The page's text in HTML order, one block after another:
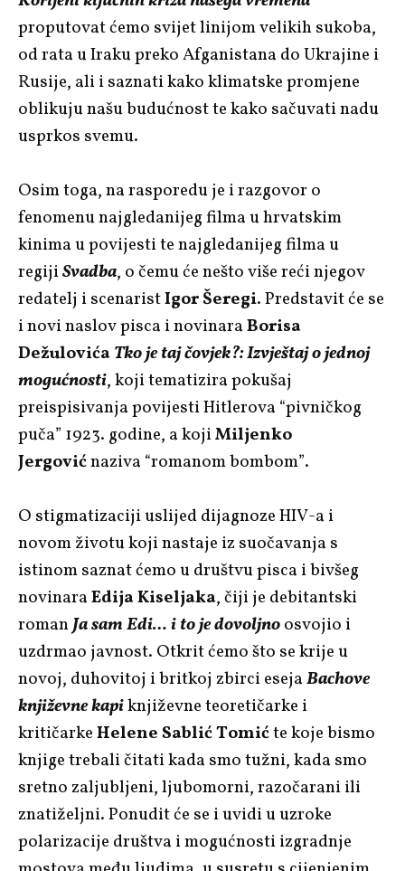
proputovat ćemo svijet linijom velikih sukoba,
od rata u Iraku preko Afganistana do Ukrajine i
Rusije, ali i saznati kako klimatske promjene
oblikuju našu budućnost te kako sačuvati nadu
usprkos svemu.
Osim toga, na rasporedu je i razgovor o
fenomenu najgledanijeg filma u hrvatskim
kinima u povijesti te najgledanijeg filma u
regijiSvadba, o čemu će nešto više reći njegov
redatelj i scenaristIgor Šeregi. Predstavit će se
i novi naslov pisca i novinaraBorisa
DežulovićaTko je taj čovjek?: Izvještaj o jednoj
mogućnosti, koji tematizira pokušaj
preispisivanja povijesti Hitlerova “pivničkog
puča” 1923. godine, a kojiMiljenko
Jergovićnaziva “romanom bombom”.
O stigmatizaciji uslijed dijagnoze HIV-a i
novom životu koji nastaje iz suočavanja s
istinom saznat ćemo u društvu pisca i bivšeg
novinaraEdija Kiseljaka, čiji je debitantski
romanJa sam Edi… i to je dovoljnoosvojio i
uzdrmao javnost. Otkrit ćemo što se krije u
novoj, duhovitoj i britkoj zbirci esejaBachove
književne kapiknjiževne teoretičarke i
kritičarkeHelene Sablić Tomićte koje bismo
knjige trebali čitati kada smo tužni, kada smo
sretno zaljubljeni, ljubomorni, razočarani ili
znatiželjni. Ponudit će se i uvidi u uzroke
polarizacije društva i mogućnosti izgradnje